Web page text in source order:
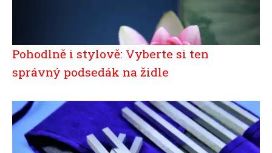
Pohodlně i stylově: Vyberte si ten
správný podsedák na židle